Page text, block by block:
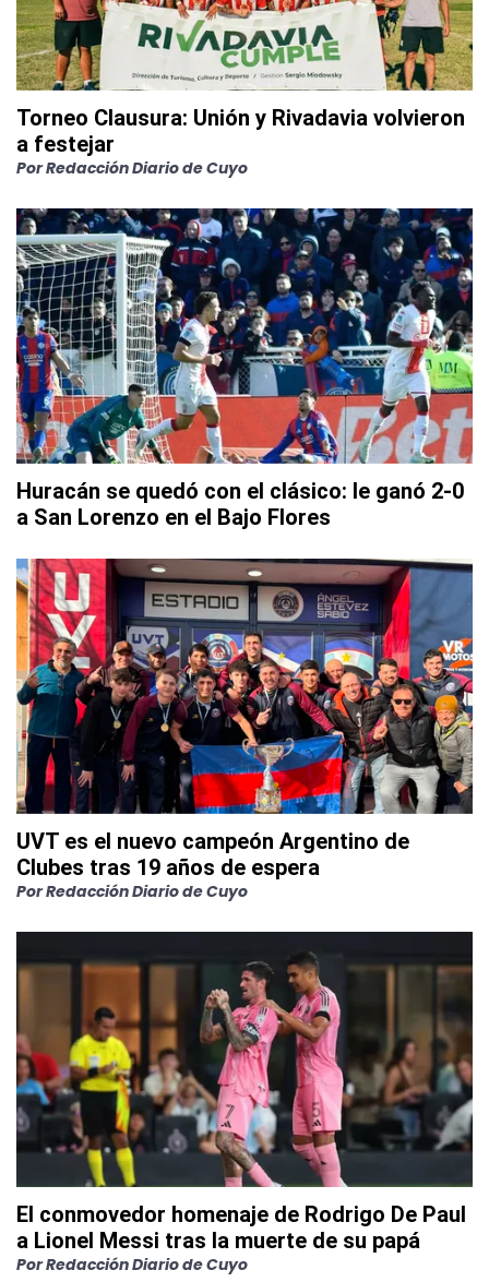
Torneo Clausura: Unión y Rivadavia volvieron
a festejar
PorRedacción Diario de Cuyo
Huracán se quedó con el clásico: le ganó 2-0
a San Lorenzo en el Bajo Flores
UVT es el nuevo campeón Argentino de
Clubes tras 19 años de espera
PorRedacción Diario de Cuyo
El conmovedor homenaje de Rodrigo De Paul
a Lionel Messi tras la muerte de su papá
PorRedacción Diario de Cuyo